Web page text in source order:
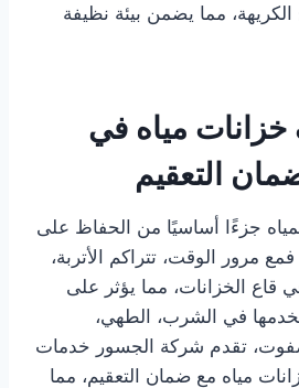
الكريهة، مما يضمن بيئة نظيفة
مياه في
التعقيم
جزءًا أساسيًا من الحفاظ على
مرور الوقت، تتراكم الأتربة،
قاع الخزانات، مما يؤثر على
في الشرب، الطهي،
تقدم شركة الجسور خدمات
مياه مع ضمان التعقيم، مما